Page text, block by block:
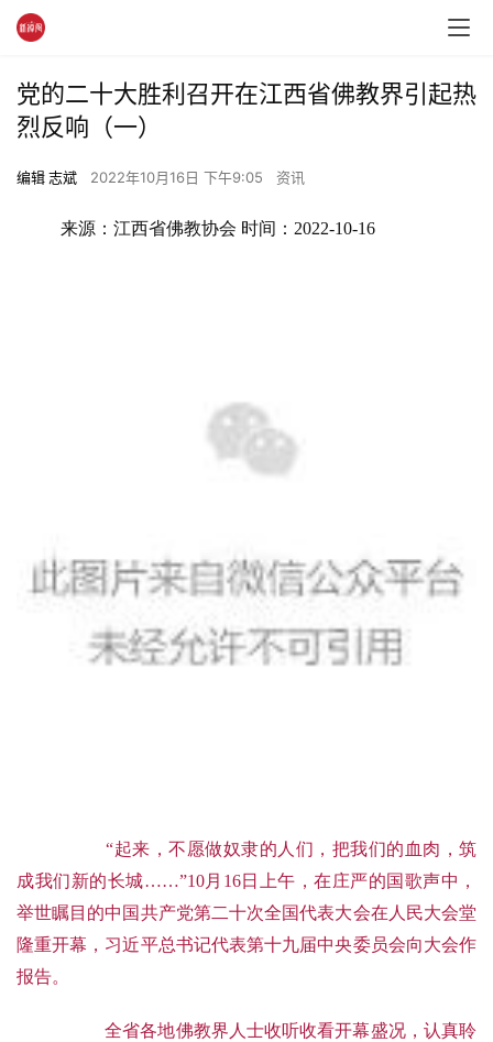
党的二十大胜利召开在江西省佛教界引起热
烈反响（一）
编辑 志斌 2022年10月16日 下午9:05 资讯
来源：江西省佛教协会 时间：2022-10-16
“起来，不愿做奴隶的人们，把我们的血肉，筑
成我们新的长城……”10月16日上午，在庄严的国歌声中，
举世瞩目的中国共产党第二十次全国代表大会在人民大会堂
隆重开幕，习近平总书记代表第十九届中央委员会向大会作
报告。
全省各地佛教界人士收听收看开幕盛况，认真聆